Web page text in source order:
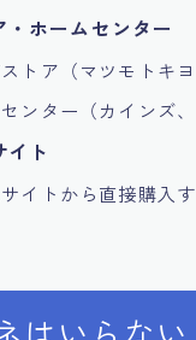
・ホームセンター
トア（マツモトキ
ンター（カインズ、
ト
イトから直接購入